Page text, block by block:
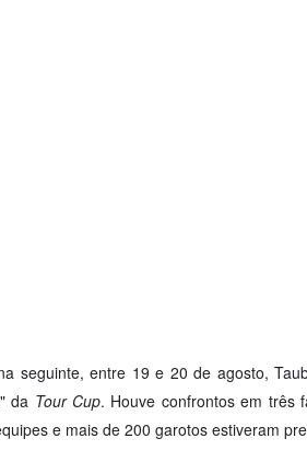
seguinte, entre 19 e 20 de agosto,
da Tour Cup. Houve confrontos em três
e mais de 200 garotos estiveram